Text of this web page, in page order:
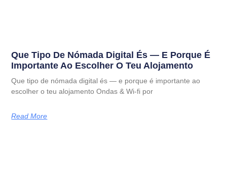
Que Tipo De Nómada Digital És — E Porque É
Importante Ao Escolher O Teu Alojamento
Que tipo de nómada digital és — e porque é importante ao
escolher o teu alojamento Ondas & Wi-fi por
Read More